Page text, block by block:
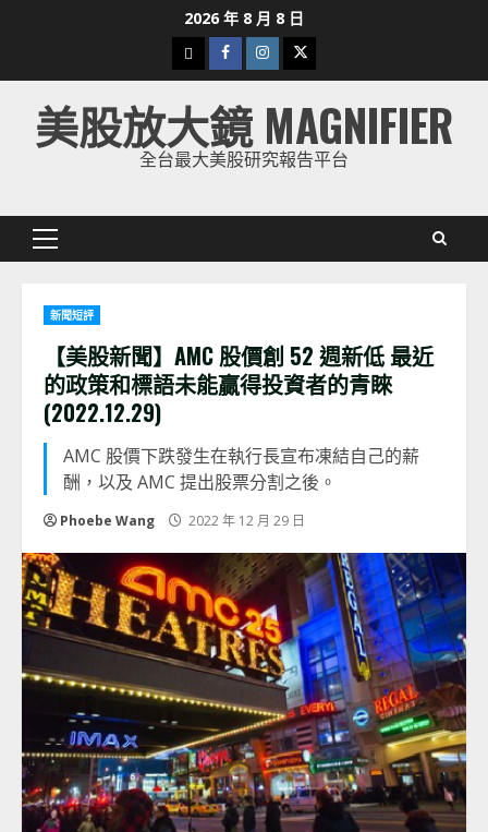
2026 年 8 月 8 日
下
載
美
股
Facebook
Instagram
Twitter
美股放大鏡 MAGNIFIER
全台最大美股研究報告平台
Primary
新聞短評
【美股新聞】AMC 股價創 52 週新低 最近
的政策和標語未能贏得投資者的青睞
(2022.12.29)
AMC 股價下跌發生在執行長宣布凍結自己的薪
酬，以及 AMC 提出股票分割之後。
Phoebe Wang 2022 年 12 月 29 日